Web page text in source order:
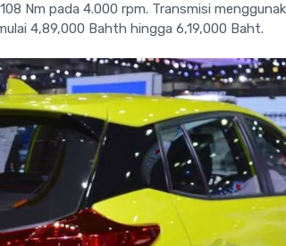
Nm pada 4.000 rpm. Transmisi
4,89,000 Bahth hingga 6,19,000 Baht.